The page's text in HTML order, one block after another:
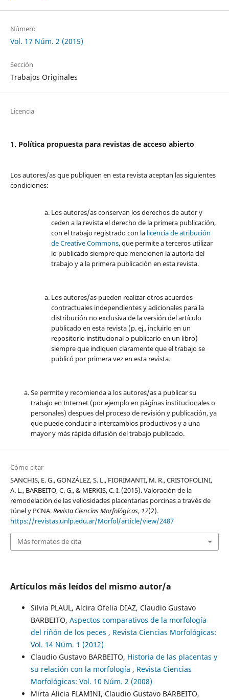
Número
Vol. 17 Núm. 2 (2015)
Sección
Trabajos Originales
Licencia
1. Política propuesta para revistas de acceso abierto
Los autores/as que publiquen en esta revista aceptan las siguientes
condiciones:
Los autores/as conservan los derechos de autor y
ceden a la revista el derecho de la primera publicación,
con el trabajo registrado con la licencia de atribución
de Creative Commons, que permite a terceros utilizar
lo publicado siempre que mencionen la autoría del
trabajo y a la primera publicación en esta revista.
Los autores/as pueden realizar otros acuerdos
contractuales independientes y adicionales para la
distribución no exclusiva de la versión del artículo
publicado en esta revista (p. ej., incluirlo en un
repositorio institucional o publicarlo en un libro)
siempre que indiquen claramente que el trabajo se
publicó por primera vez en esta revista.
Se permite y recomienda a los autores/as a publicar su
trabajo en Internet (por ejemplo en páginas institucionales o
personales) despues del proceso de revisión y publicación, ya
que puede conducir a intercambios productivos y a una
mayor y más rápida difusión del trabajo publicado.
Cómo citar
SANCHIS, E. G., GONZÁLEZ, S. L., FIORIMANTI, M. R., CRISTOFOLINI,
A. L., BARBEITO, C. G., & MERKIS, C. I. (2015). Valoración de la
remodelación de las vellosidades placentarias porcinas a través de
túnel y PCNA.Revista Ciencias Morfológicas, 17(2).
https://revistas.unlp.edu.ar/Morfol/article/view/2487
Más formatos de cita
Artículos más leídos del mismo autor/a
Silvia PLAUL, Alcira Ofelia DIAZ, Claudio Gustavo
BARBEITO, Aspectos comparativos de la morfología
del riñón de los peces , Revista Ciencias Morfológicas:
Vol. 14 Núm. 1 (2012)
Claudio Gustavo BARBEITO, Historia de las placentas y
su relación con la morfología , Revista Ciencias
Morfológicas: Vol. 10 Núm. 2 (2008)
Mirta Alicia FLAMINI, Claudio Gustavo BARBEITO,